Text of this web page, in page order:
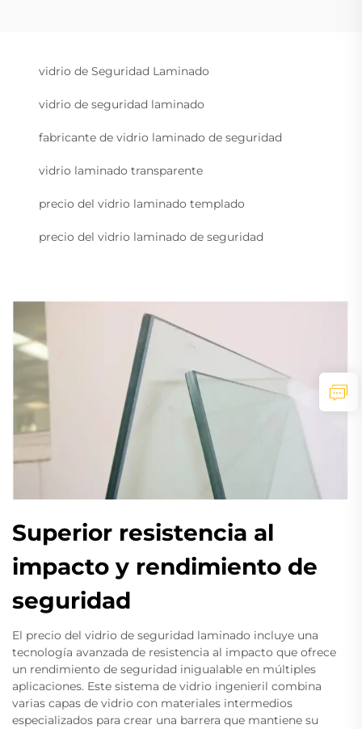
vidrio de Seguridad Laminado
vidrio de seguridad laminado
fabricante de vidrio laminado de seguridad
vidrio laminado transparente
precio del vidrio laminado templado
precio del vidrio laminado de seguridad
Superior resistencia al
impacto y rendimiento de
seguridad
El precio del vidrio de seguridad laminado incluye una
tecnología avanzada de resistencia al impacto que ofrece
un rendimiento de seguridad inigualable en múltiples
aplicaciones. Este sistema de vidrio ingenieril combina
varias capas de vidrio con materiales intermedios
especializados para crear una barrera que mantiene su